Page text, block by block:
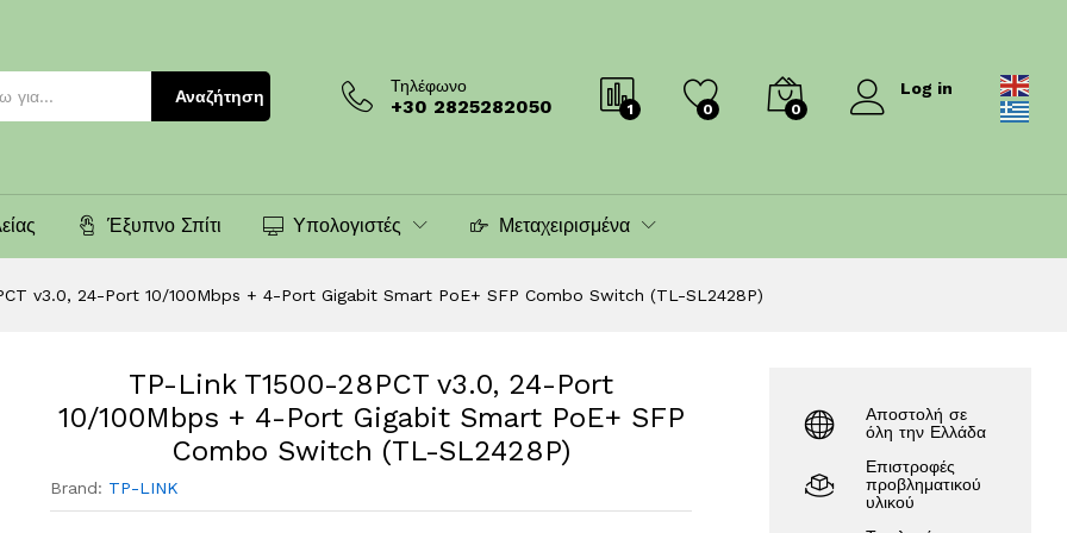
Αναζήτηση
Τηλέφωνο
+30 2825282050 1 0 0
Log in
Έξυπνο Σπίτι Υπολογιστές Μεταχειρισμένα
v3.0, 24-Port 10/100Mbps + 4-Port Gigabit Smart PoE+ SFP Combo Switch (TL-SL2428P)
TP-Link T1500-28PCT v3.0, 24-Port
10/100Mbps + 4-Port Gigabit Smart PoE+ SFP
Combo Switch (TL-SL2428P)
Brand: TP-LINK
Αποστολή σε
όλη την Ελλάδα
Επιστροφές
προβληματικού
υλικού